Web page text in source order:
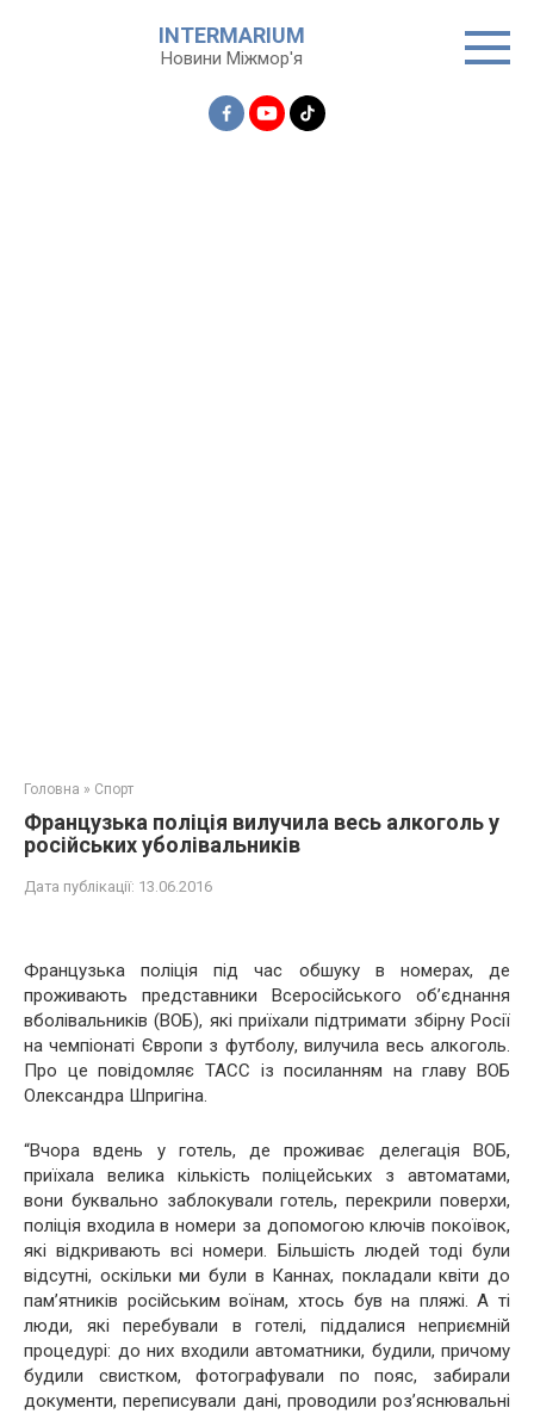
INTERMARIUM
Новини Міжмор'я
Головна » Спорт
Французька поліція вилучила весь алкоголь у
російських уболівальників
Дата публікації: 13.06.2016
Французька поліція під час обшуку в номерах, де
проживають представники Всеросійського об’єднання
вболівальників (ВОБ), які приїхали підтримати збірну Росії
на чемпіонаті Європи з футболу, вилучила весь алкоголь.
Про це повідомляє ТАСС із посиланням на главу ВОБ
Олександра Шпригіна.
“Вчора вдень у готель, де проживає делегація ВОБ,
приїхала велика кількість поліцейських з автоматами,
вони буквально заблокували готель, перекрили поверхи,
поліція входила в номери за допомогою ключів покоївок,
які відкривають всі номери. Більшість людей тоді були
відсутні, оскільки ми були в Каннах, покладали квіти до
пам’ятників російським воїнам, хтось був на пляжі. А ті
люди, які перебували в готелі, піддалися неприємній
процедурі: до них входили автоматники, будили, причому
будили свистком, фотографували по пояс, забирали
документи, переписували дані, проводили роз’яснювальні